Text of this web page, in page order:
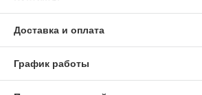
Доставка и оплата
График работы